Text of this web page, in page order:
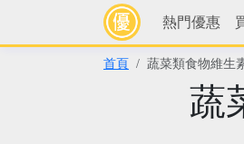
熱門優惠
首頁 蔬菜類食物維生
蔬